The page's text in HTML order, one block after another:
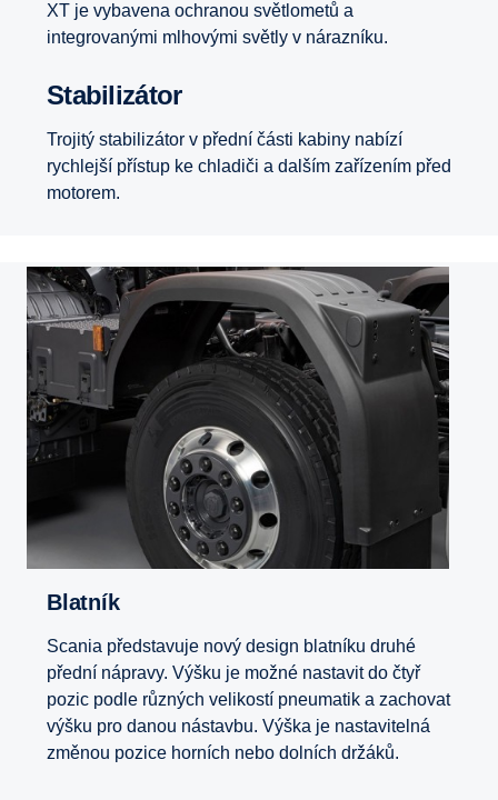
XT je vybavena ochranou světlometů a
integrovanými mlhovými světly v nárazníku.
Stabilizátor
Trojitý stabilizátor v přední části kabiny nabízí
rychlejší přístup ke chladiči a dalším zařízením před
motorem.
Blatník
Scania představuje nový design blatníku druhé
přední nápravy. Výšku je možné nastavit do čtyř
pozic podle různých velikostí pneumatik a zachovat
výšku pro danou nástavbu. Výška je nastavitelná
změnou pozice horních nebo dolních držáků.